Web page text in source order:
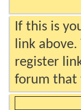
If this is
link above.
register
forum that